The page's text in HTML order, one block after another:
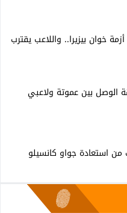
خوان بيزيرا.. واللاعب يقترب
الوصل بين عموتة ولاعبي
من استعادة جواو كانسيلو